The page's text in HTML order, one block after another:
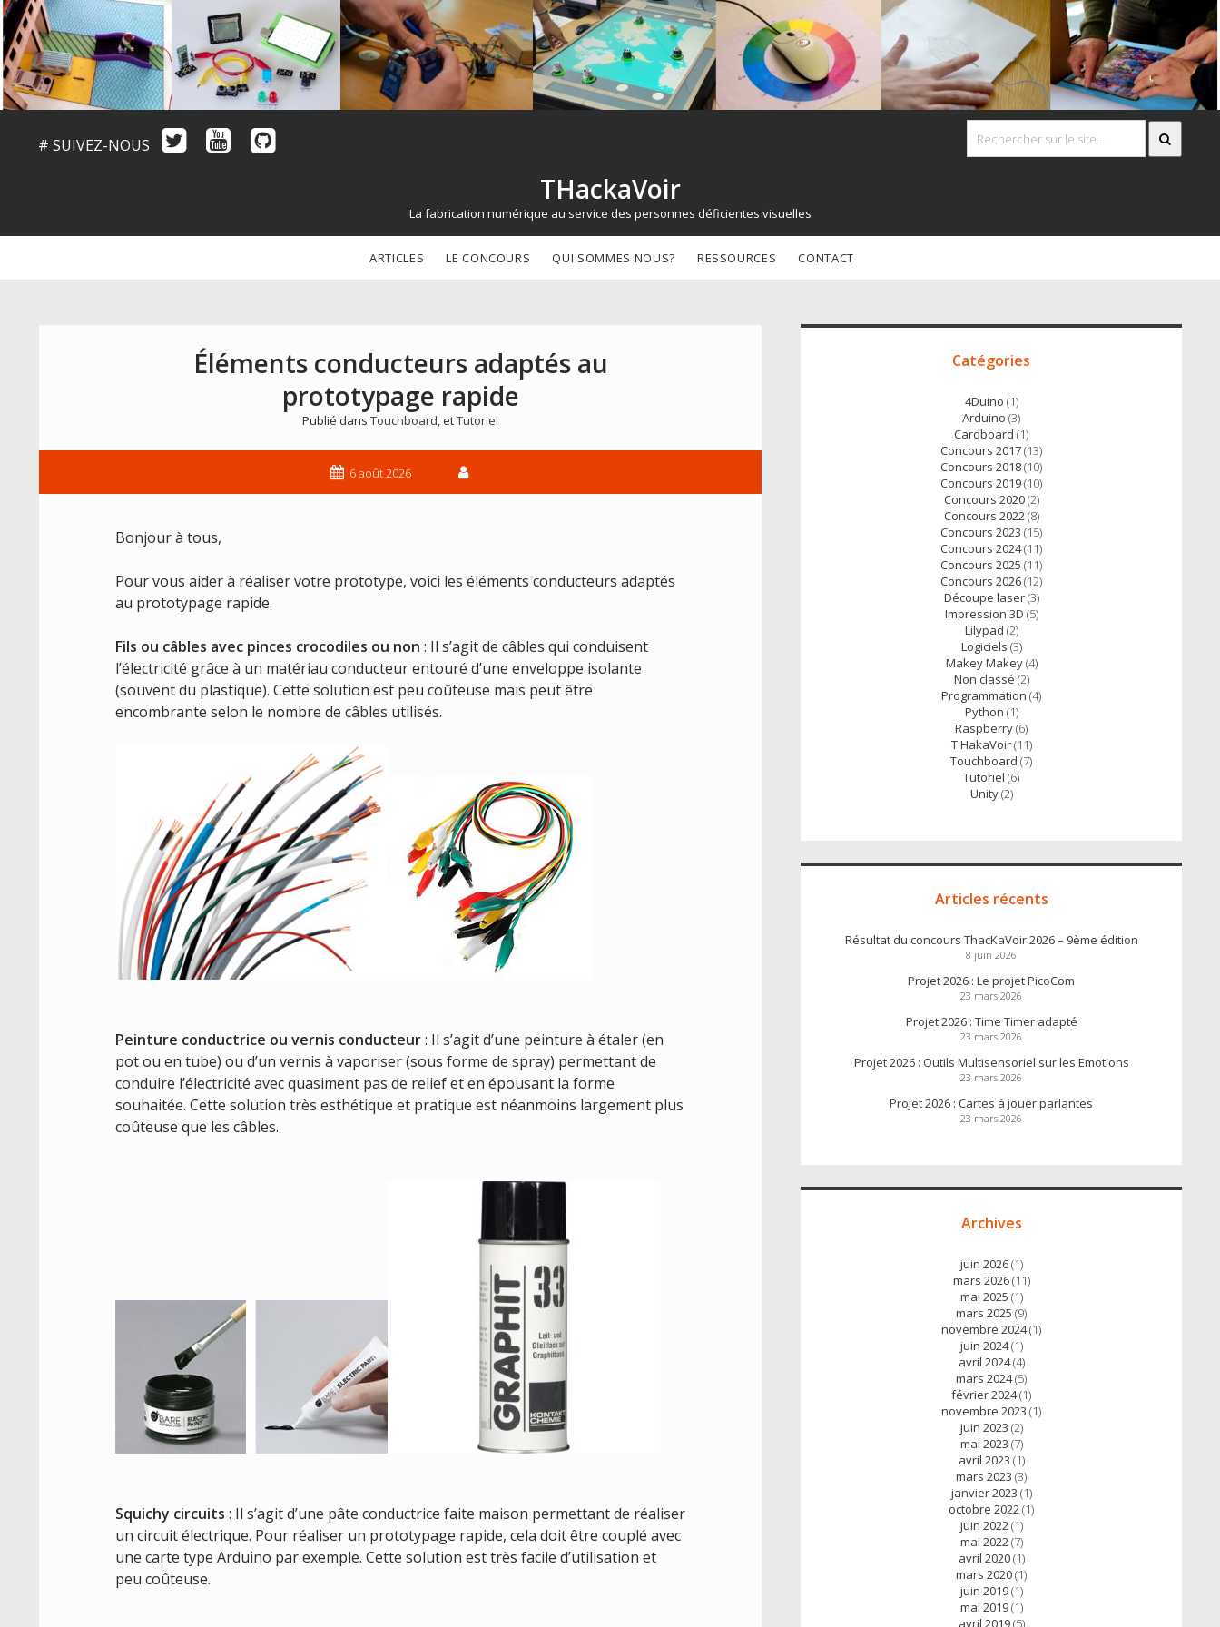
# SUIVEZ-NOUS
THackaVoir
La fabrication numérique au service des personnes déficientes visuelles
ARTICLES LE CONCOURS QUI SOMMES NOUS? RESSOURCES CONTACT
Éléments conducteurs adaptés au
prototypage rapide
Publié dans Touchboard, etTutoriel
6 août 2026
Bonjour à tous,
Pour vous aider à réaliser votre prototype, voici les éléments conducteurs adaptés
au prototypage rapide.
Fils ou câbles avec pinces crocodiles ou non : Il s’agit de câbles qui conduisent
l’électricité grâce à un matériau conducteur entouré d’une enveloppe isolante
(souvent du plastique). Cette solution est peu coûteuse mais peut être
encombrante selon le nombre de câbles utilisés.
Peinture conductrice ou vernis conducteur: Il s’agit d’une peinture à étaler (en
pot ou en tube) ou d’un vernis à vaporiser (sous forme de spray) permettant de
conduire l’électricité avec quasiment pas de relief et en épousant la forme
souhaitée. Cette solution très esthétique et pratique est néanmoins largement plus
coûteuse que les câbles.
Squichy circuits : Il s’agit d’une pâte conductrice faite maison permettant de réaliser
un circuit électrique. Pour réaliser un prototypage rapide, cela doit être couplé avec
une carte type Arduino par exemple. Cette solution est très facile d’utilisation et
peu coûteuse.
Accès
Catégories
4Duino (1)
Arduino (3)
Cardboard (1)
Concours 2017(13)
Concours 2018(10)
Concours 2019(10)
Concours 2020(2)
Concours 2022(8)
Concours 2023 (15)
Concours 2024(11)
Concours 2025 (11)
Concours 2026(12)
Découpe laser(3)
Impression 3D (5)
Lilypad (2)
Logiciels (3)
Makey Makey(4)
Non classé (2)
Programmation (4)
Python (1)
Raspberry(6)
T'HakaVoir(11)
Touchboard (7)
Tutoriel (6)
Unity(2)
Articles récents
Résultat du concours ThacKaVoir 2026 – 9ème édition
8 juin 2026
Projet 2026 : Le projet PicoCom
23 mars 2026
Projet 2026 : Time Timer adapté
23 mars 2026
Projet 2026 : Outils Multisensoriel sur les Emotions
23 mars 2026
Projet 2026 : Cartes à jouer parlantes
23 mars 2026
Archives
juin 2026(1)
mars 2026(11)
mai 2025 (1)
mars 2025 (9)
novembre 2024(1)
juin 2024(1)
avril 2024(4)
mars 2024(5)
février 2024(1)
novembre 2023 (1)
juin 2023 (2)
mai 2023 (7)
avril 2023 (1)
mars 2023 (3)
janvier 2023 (1)
octobre 2022(1)
juin 2022(1)
mai 2022(7)
avril 2020(1)
mars 2020(1)
juin 2019(1)
mai 2019(1)
avril 2019(5)